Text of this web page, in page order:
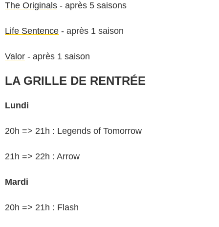
The Originals - après 5 saisons
Life Sentence - après 1 saison
Valor - après 1 saison
LA GRILLE DE RENTRÉE
Lundi
20h => 21h : Legends of Tomorrow
21h => 22h : Arrow
Mardi
20h => 21h : Flash